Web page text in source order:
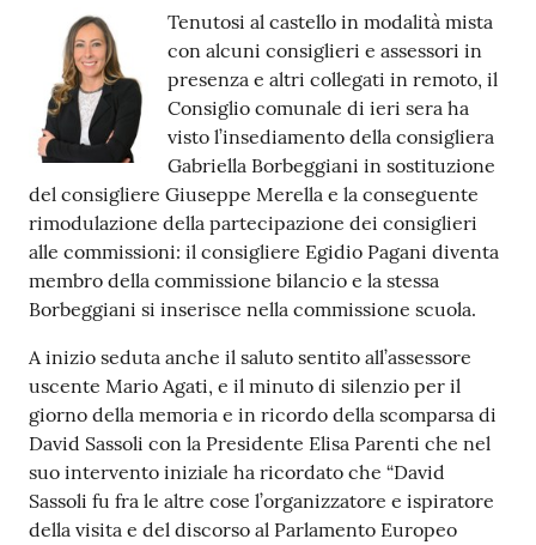
gli
argomenti...
su
Contenuto
Tenutosi al castello in modalità mista
con alcuni consiglieri e assessori in
presenza e altri collegati in remoto, il
Consiglio comunale di ieri sera ha
visto l’insediamento della consigliera
Gabriella Borbeggiani in sostituzione
del consigliere Giuseppe Merella e la conseguente
rimodulazione della partecipazione dei consiglieri
alle commissioni: il consigliere Egidio Pagani diventa
membro della commissione bilancio e la stessa
Borbeggiani si inserisce nella commissione scuola.
A inizio seduta anche il saluto sentito all’assessore
uscente Mario Agati, e il minuto di silenzio per il
giorno della memoria e in ricordo della scomparsa di
David Sassoli con la Presidente Elisa Parenti che nel
suo intervento iniziale ha ricordato che “David
Sassoli fu fra le altre cose l’organizzatore e ispiratore
della visita e del discorso al Parlamento Europeo